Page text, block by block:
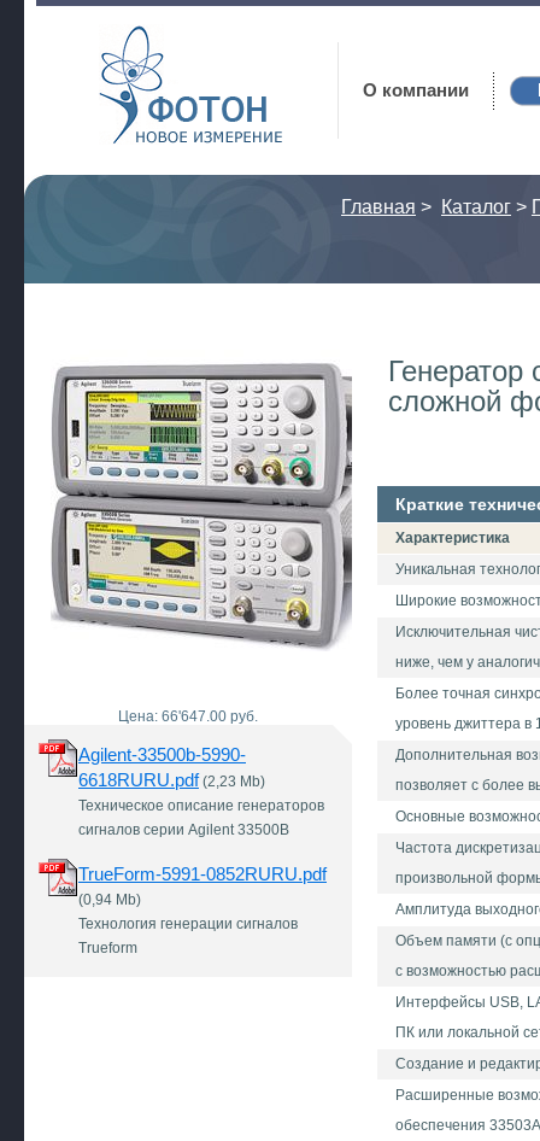
Фотон
О компании
Главная > Каталог >
Цена: 66'647.00 руб.
Agilent-33500b-5990-
6618RURU.pdf(2,23 Mb)
Техническое описание генераторов
сигналов серии Agilent 33500B
TrueForm-5991-0852RURU.pdf
(0,94 Mb)
Технология генерации сигналов
Trueform
Генератор
сложной
Краткие
Характеристика
Уникальная
Широкие
Исключительная
ниже, чем у
Более точная
уровень джиттера в
Дополнительная
позволяет с более
Основные
Частота
произвольной
Амплитуда
Объем памяти (с
с возможностью
Интерфейсы USB,
ПК или локальной
Создание и
Расширенные
обеспечения